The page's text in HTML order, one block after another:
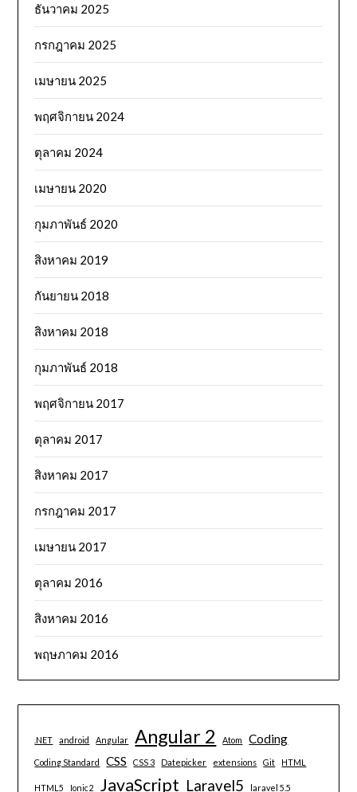
ธันวาคม 2025
กรกฎาคม 2025
เมษายน 2025
พฤศจิกายน 2024
ตุลาคม 2024
เมษายน 2020
กุมภาพันธ์ 2020
สิงหาคม 2019
กันยายน 2018
สิงหาคม 2018
กุมภาพันธ์ 2018
พฤศจิกายน 2017
ตุลาคม 2017
สิงหาคม 2017
กรกฎาคม 2017
เมษายน 2017
ตุลาคม 2016
สิงหาคม 2016
พฤษภาคม 2016
.NET android Angular Angular 2 Atom Coding
Coding Standard CSS CSS 3 Datepicker extensions Git HTML
HTML5 Ionic2 JavaScript Laravel5 laravel 5.5